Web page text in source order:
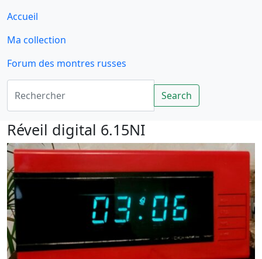
Accueil
Ma collection
Forum des montres russes
Rechercher
Search
Réveil digital 6.15NI